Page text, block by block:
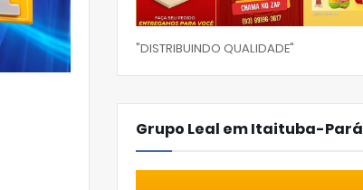
"DISTRIBUINDO QUALIDADE"
Grupo Leal em Itaituba-Pará